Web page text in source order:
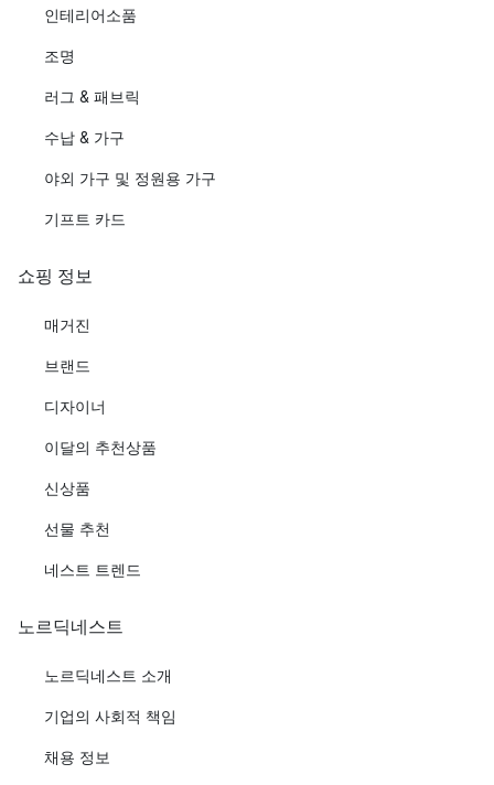
인테리어소품
조명
러그 & 패브릭
수납 & 가구
야외 가구 및 정원용 가구
기프트 카드
쇼핑 정보
매거진
브랜드
디자이너
이달의 추천상품
신상품
선물 추천
네스트 트렌드
노르딕네스트
노르딕네스트 소개
기업의 사회적 책임
채용 정보